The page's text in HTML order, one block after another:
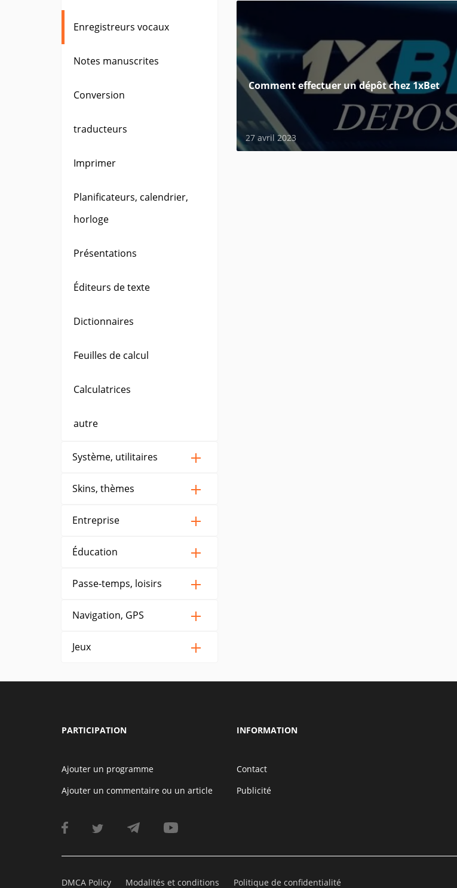
Enregistreurs vocaux
Notes manuscrites
Conversion
traducteurs
Imprimer
Planificateurs, calendrier,
horloge
Présentations
Éditeurs de texte
Dictionnaires
Feuilles de calcul
Calculatrices
autre
Système, utilitaires
Skins, thèmes
Entreprise
Éducation
Passe-temps, loisirs
Navigation, GPS
Jeux
Comment effectuer un dépôt chez 1xBet
27 avril 2023
PARTICIPATION
Ajouter un programme
Ajouter un commentaire ou un article
INFORMATION
Contact
Publicité
DMCA Policy Modalités et conditions Politique de confidentialité